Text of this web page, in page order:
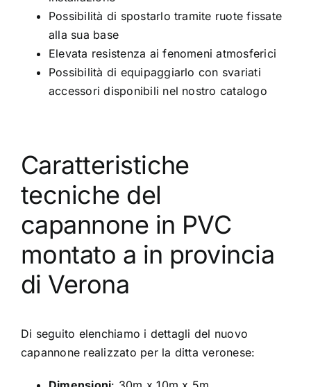
Possibilità di spostarlo tramite ruote fissate
alla sua base
Elevata resistenza ai fenomeni atmosferici
Possibilità di equipaggiarlo con svariati
accessori disponibili nel nostro catalogo
Caratteristiche
tecniche del
capannone in PVC
montato a in provincia
di Verona
Di seguito elenchiamo i dettagli del nuovo
capannone realizzato per la ditta veronese: